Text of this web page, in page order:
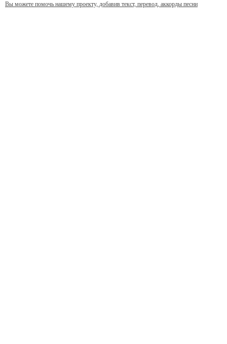
Вы можете помочь нашему проекту, добавив текст, перевод, аккорды песни